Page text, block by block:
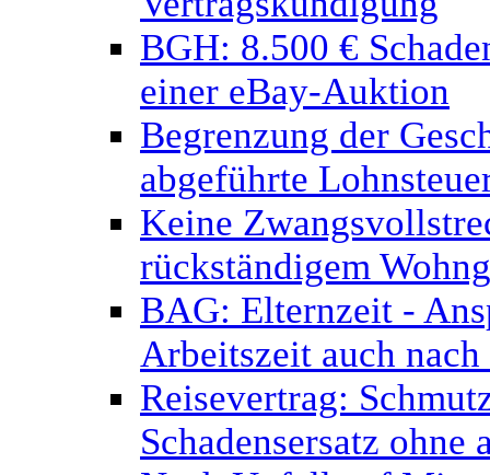
BGH: 8.500 €
einer eBay-Auktion
Begrenzung der
abgeführte
Keine
rückständigem
BAG: Elternzeit -
Arbeitszeit auch
Reisevertrag:
Schadensersatz ohne